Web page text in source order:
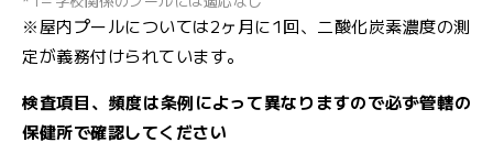
文
字
サ
ズ
小 中 大
※屋内プールについては2ヶ月に1回、二酸化炭素濃度の測
定が義務付けられています。
検査項目、頻度は条例によって異なりますので必ず管轄の
保健所で確認してください